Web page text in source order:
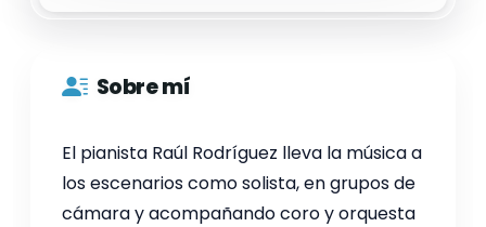
Sobre mí
El pianista Raúl Rodríguez lleva la música a
los escenarios como solista, en grupos de
cámara y acompañando coro y orquesta